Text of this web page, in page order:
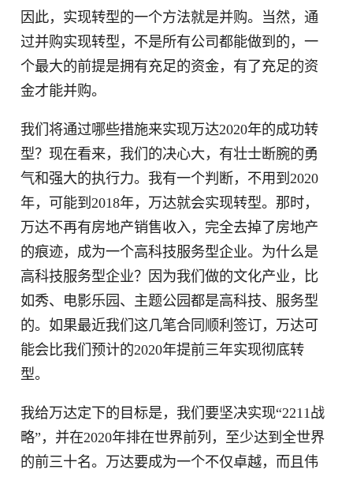
因此，实现转型的一个方法就是并购。当然，通
过并购实现转型，不是所有公司都能做到的，一
个最大的前提是拥有充足的资金，有了充足的资
金才能并购。
我们将通过哪些措施来实现万达2020年的成功转
型？现在看来，我们的决心大，有壮士断腕的勇
气和强大的执行力。我有一个判断，不用到2020
年，可能到2018年，万达就会实现转型。那时，
万达不再有房地产销售收入，完全去掉了房地产
的痕迹，成为一个高科技服务型企业。为什么是
高科技服务型企业？因为我们做的文化产业，比
如秀、电影乐园、主题公园都是高科技、服务型
的。如果最近我们这几笔合同顺利签订，万达可
能会比我们预计的2020年提前三年实现彻底转
型。
我给万达定下的目标是，我们要坚决实现“2211战
略”，并在2020年排在世界前列，至少达到全世界
的前三十名。万达要成为一个不仅卓越，而且伟